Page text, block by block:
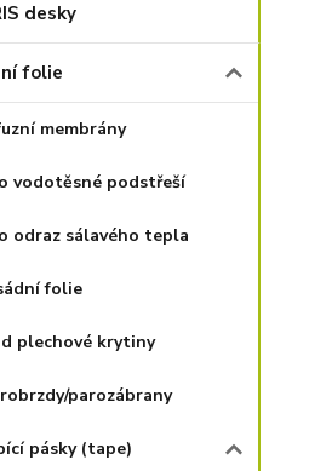
desky
folie
membrány
vodotěsné podstřeší
odraz sálavého tepla
folie
plechové krytiny
parozábrany
pásky (tape)